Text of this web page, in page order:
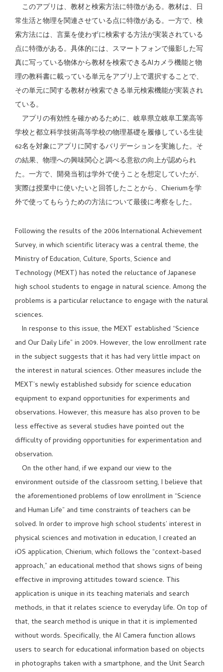
このアプリは、教材と検索方法に特徴がある。教材は、日
常生活と物理を関連させている点に特徴がある。一方で、検
索方法には、言葉を使わずに検索する方法が実装されている
点に特徴がある。具体的には、スマートフォンで撮影した写
真に写っている物体から教材を検索できるAIカメラ機能と物
理の教科書に載っている単元をアプリ上で選択することで、
その単元に関する教材が検索できる単元検索機能が実装され
ている。
アプリの有効性を確かめるために、岐阜県立岐阜工業高等
学校と都立科学技術高等学校の物理基礎を履修している生徒
62名を対象にアプリに関するバリデーションを実施した。そ
の結果、物理への興味関心と調べる意欲の向上が認められ
た。一方で、開発当初は学外で使うことを想定していたが、
実際は授業中に使いたいと回答したことから、Chieriumを学
外で使ってもらうための方法について最後に考察をした。
Following the results of the 2006 International Achievement
Survey, in which scientific literacy was a central theme, the
Ministry of Education, Culture, Sports, Science and
Technology (MEXT) has noted the reluctance of Japanese
high school students to engage in natural science. Among the
problems is a particular reluctance to engage with the natural
sciences.
In response to this issue, the MEXT established “Science
and Our Daily Life” in 2009. However, the low enrollment rate
in the subject suggests that it has had very little impact on
the interest in natural sciences. Other measures include the
MEXT’s newly established subsidy for science education
equipment to expand opportunities for experiments and
observations. However, this measure has also proven to be
less effective as several studies have pointed out the
difficulty of providing opportunities for experimentation and
observation.
On the other hand, if we expand our view to the
environment outside of the classroom setting, I believe that
the aforementioned problems of low enrollment in “Science
and Human Life” and time constraints of teachers can be
solved. In order to improve high school students’ interest in
physical sciences and motivation in education, I created an
iOS application, Chierium, which follows the “context-based
approach,” an educational method that shows signs of being
effective in improving attitudes toward science. This
application is unique in its teaching materials and search
methods, in that it relates science to everyday life. On top of
that, the search method is unique in that it is implemented
without words. Specifically, the AI Camera function allows
users to search for educational information based on objects
in photographs taken with a smartphone, and the Unit Search